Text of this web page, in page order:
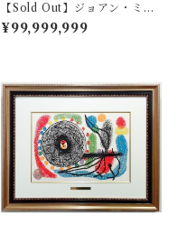
【Sold Out】ジョアン・ミロ
「『デリエール・ル・ミロワ
ール no.203』より ソブレテ
¥99,999,999